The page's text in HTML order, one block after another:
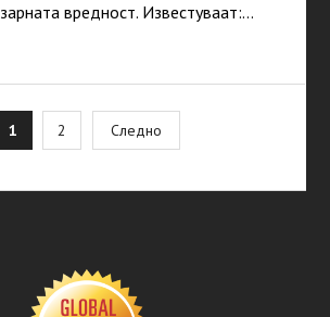
вредност. Известуваат:…
1 2 Следно